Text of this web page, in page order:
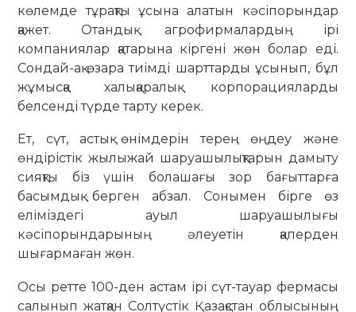
көлемде тұрақты ұсына алатын кәсіпорындар
қажет. Отандық агрофирмалардың ірі
компаниялар қатарына кіргені жөн болар еді.
Сондай-ақ өзара тиімді шарттарды ұсынып, бұл
жұмысқа халықаралық корпорацияларды
белсенді түрде тарту керек.
Ет, сүт, астық өнімдерін терең өңдеу және
өндірістік жылыжай шаруашылықтарын дамыту
сияқты біз үшін болашағы зор бағыттарға
басымдық берген абзал. Сонымен бірге өз
еліміздегі ауыл шаруашылығы
кәсіпорындарының әлеуетін қаперден
шығармаған жөн.
Осы ретте 100-ден астам ірі сүт-тауар фермасы
салынып жатқан Солтүстік Қазақстан облысының